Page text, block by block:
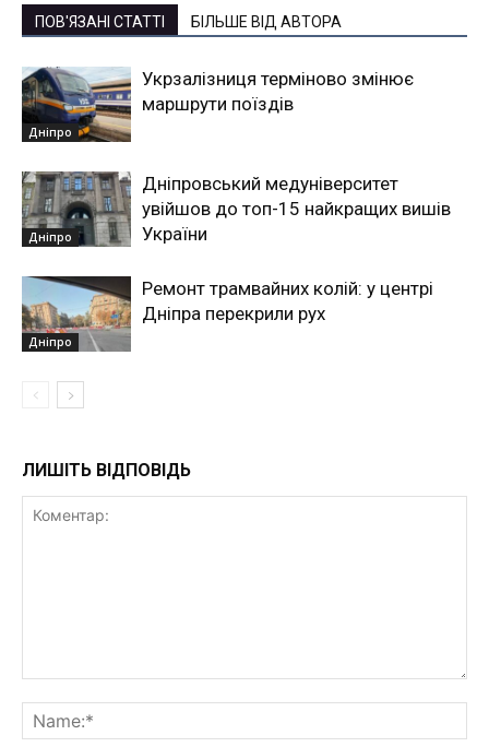
ПОВ'ЯЗАНІ СТАТТІ БІЛЬШЕ ВІД АВТОРА
Дніпро
Укрзалізниця терміново змінює
маршрути поїздів
Дніпро
Дніпровський медуніверситет
увійшов до топ-15 найкращих вишів
України
Дніпро
Ремонт трамвайних колій: у центрі
Дніпра перекрили рух
ЛИШІТЬ ВІДПОВІДЬ